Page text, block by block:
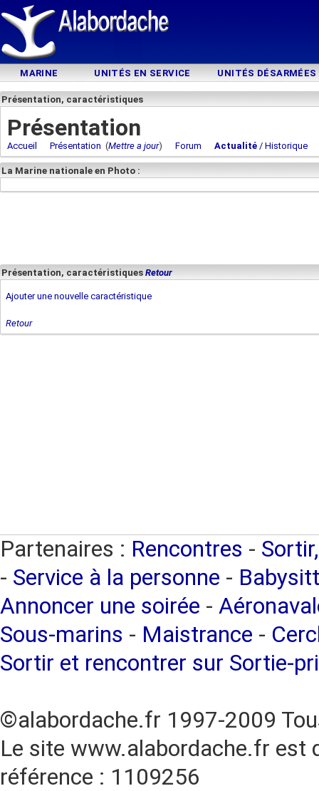
MARINE UNITÉS EN SERVICE UNITÉS DÉSARMÉES
Présentation, caractéristiques
Présentation
Accueil Présentation (Mettre a jour) Forum Actualité / Historique
La Marine nationale en Photo :
Présentation, caractéristiques Retour
Ajouter une nouvelle caractéristique
Retour
Partenaires : Rencontres -
- Service à la personne -
Annoncer une soirée -
Sous-marins - Maistrance -
Sortir et rencontrer sur Sortie-
©alabordache.fr 1997-2009
Le site www.alabordache.fr est
référence : 1109256